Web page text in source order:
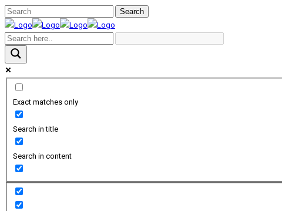
Exact matches only
Search in title
Search in content